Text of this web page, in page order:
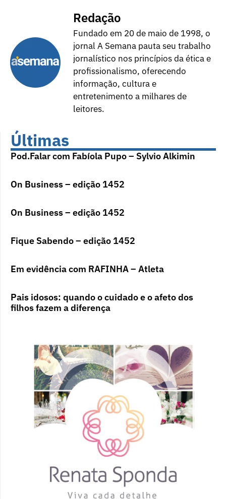
Redação
Fundado em 20 de maio de 1998, o
jornal A Semana pauta seu trabalho
jornalístico nos princípios da ética e
profissionalismo, oferecendo
informação, cultura e
entretenimento a milhares de
leitores.
Últimas
Pod.Falar com Fabíola Pupo – Sylvio Alkimin
On Business – edição 1452
On Business – edição 1452
Fique Sabendo – edição 1452
Em evidência com RAFINHA – Atleta
Pais idosos: quando o cuidado e o afeto dos
filhos fazem a diferença